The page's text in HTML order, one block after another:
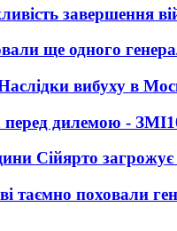
завершення
ще одного
вибуху в
перед дилемою - ЗМІ
Сійярто загрожує
таємно поховали